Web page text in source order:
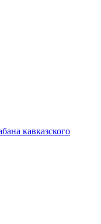
кавказского